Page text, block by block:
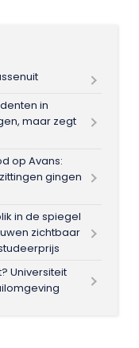
in
maar zegt
op Avans:
gingen
in de spiegel
zichtbaar
Universiteit